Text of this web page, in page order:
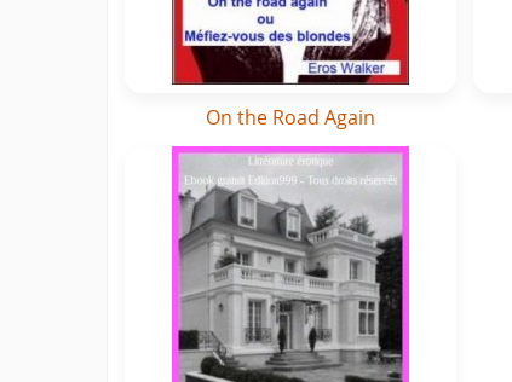
On the Road Again